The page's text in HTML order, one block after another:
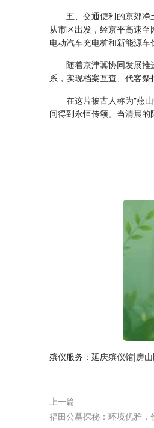
五、交通便利的京郊净
从市区出发，经京平高速
电动汽车充电桩和新能源车
随着京津冀协同发展
系，实现档案互查、代客祭
在这片被古人称为"燕
间得到永恒传颂。当清晨
殡仪服务： 延庆殡仪馆|房
上一篇
福田公墓探秘：环境优雅